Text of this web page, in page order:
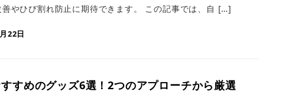
善やひび割れ防止に期待できます。 この記事では、自 […]
22日
すめのグッズ6選！2つのアプローチから厳選